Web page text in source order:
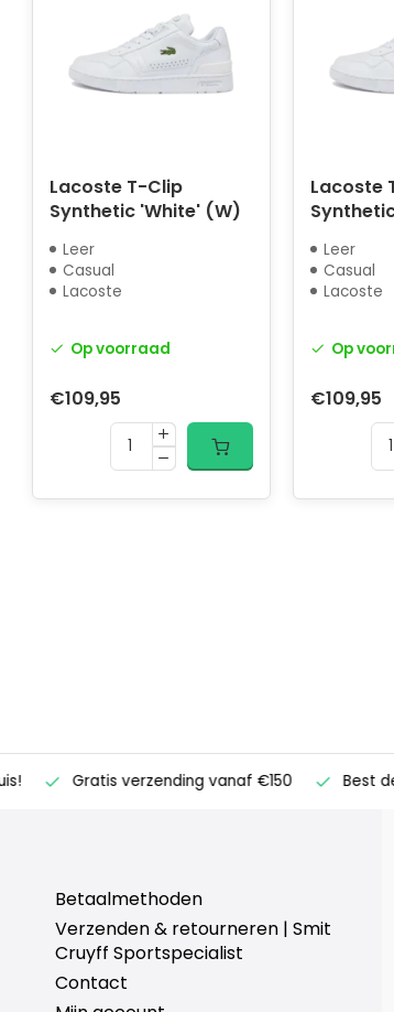
Lacoste T-Clip
Synthetic 'White' (W)
Leer
Casual
Lacoste
Op voorraad
€109,95
Lacoste
Leer
Casual
Lacoste
Op
€109,95
Gratis verzending vanaf €150 Best deals
Betaalmethoden
Verzenden & retourneren | Smit
Cruyff Sportspecialist
Contact